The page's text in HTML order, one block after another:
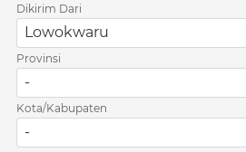
Dikirim Dari
Lowokwaru
Provinsi
-
Kota/Kabupaten
-